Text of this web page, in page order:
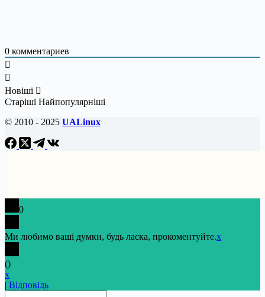
0 комментариев
Новіші
Старіші Найпопулярніші
© 2010 - 2025 UALinux
0
Ми любимо ваші думки, будь ласка, прокоментуйте.x
()
x
| Відповідь